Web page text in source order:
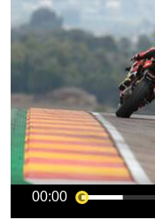
00:00